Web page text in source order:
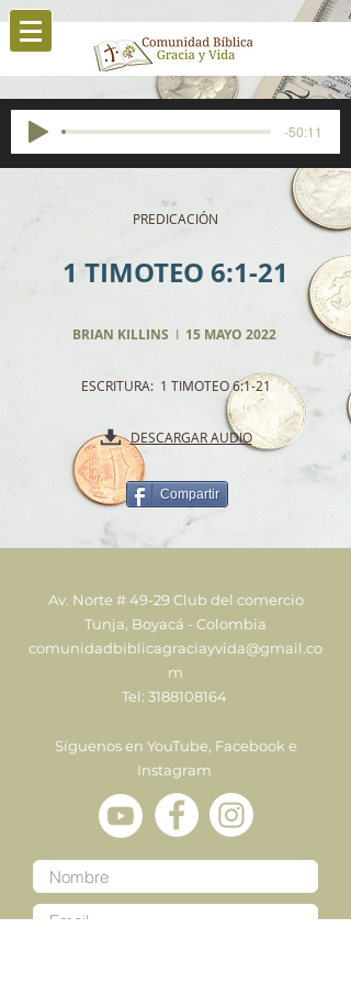
-50:11
PREDICACIÓN
1 TIMOTEO 6:1-21
BRIAN KILLINS I 15 MAYO 2022
ESCRITURA: 1 TIMOTEO 6:1-21
DESCARGAR AUDIO
Compartir
Av. Norte # 49-29 Club del comercio
Tunja, Boyacá - Colombia
comunidadbiblicagraciayvida@gmail.co
m
Tel: 3188108164
Síguenos en YouTube, Facebook e
Instagram